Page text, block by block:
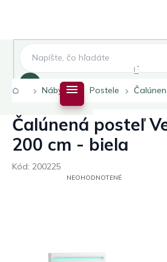
Domov
Nábytok Postele
Čalúnená posteľ
200 cm - biela
Kód: 200225
PRIEMERNÉNEOHODNOTENÉ